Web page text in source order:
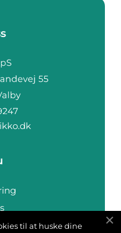
til at huske dine